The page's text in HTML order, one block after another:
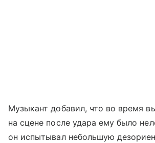
Музыкант добавил, что во время
на сцене после удара ему было
он испытывал небольшую